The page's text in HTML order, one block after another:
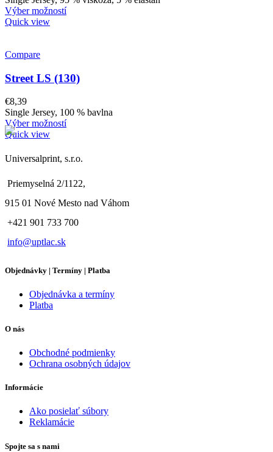
Výber možností
Quick view
Compare
Street LS (130)
€8,39
Single Jersey, 100 % bavlna
Výber možností
Quick view
Universalprint, s.r.o.
Priemyselná 2/1122,
915 01 Nové Mesto nad Váhom
+421 901 733 700
info@uptlac.sk
Objednávky | Termíny | Platba
Objednávka a termíny
Platba
O nás
Obchodné podmienky
Ochrana osobných údajov
Informácie
Ako posielať súbory
Reklamácie
Spojte sa s nami